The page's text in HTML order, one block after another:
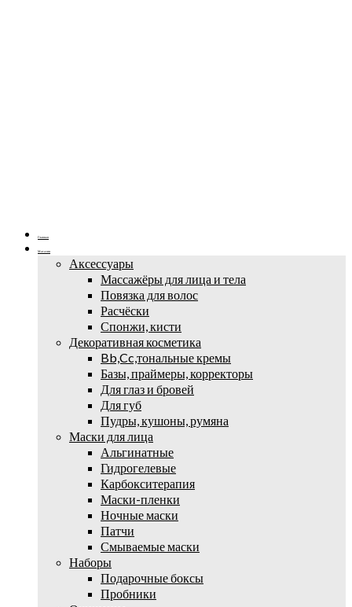
Главная
Магазин
Аксессуары
Массажёры для лица и тела
Повязка для волос
Расчёски
Спонжи, кисти
Декоративная косметика
Bb,Cc,тональные кремы
Базы, праймеры, корректоры
Для глаз и бровей
Для губ
Пудры, кушоны, румяна
Маски для лица
Альгинатные
Гидрогелевые
Карбокситерапия
Маски-пленки
Ночные маски
Патчи
Смываемые маски
Наборы
Подарочные боксы
Пробники